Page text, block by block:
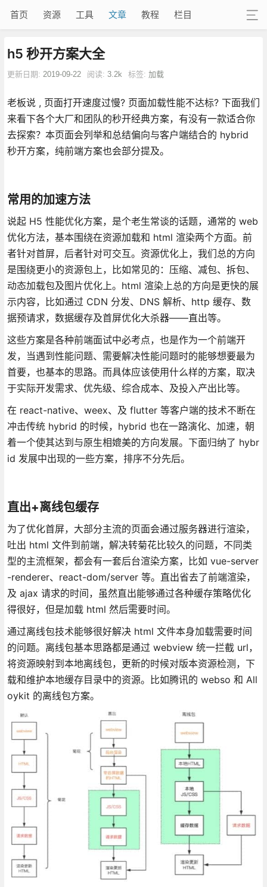
首页 资源 工具 文章 教程 栏目
h5 秒开方案大全
更新日期: 2019-09-22 阅读: 3.2k 标签: 加载
老板说 , 页面打开速度过慢? 页面加载性能不达标? 下面我们
来看下各个大厂和团队的秒开经典方案，有没有一款适合你
去探索？本页面会列举和总结偏向与客户端结合的 hybrid
秒开方案，纯前端方案也会部分提及。
常用的加速方法
说起 H5 性能优化方案，是个老生常谈的话题，通常的 web
优化方法，基本围绕在资源加载和 html 渲染两个方面。前
者针对首屏，后者针对可交互。资源优化上，我们总的方向
是围绕更小的资源包上，比如常见的：压缩、减包、拆包、
动态加载包及图片优化上。html 渲染上总的方向是更快的展
示内容，比如通过 CDN 分发、DNS 解析、http 缓存、数
据预请求，数据缓存及首屏优化大杀器——直出等。
这些方案是各种前端面试中必考点，也是作为一个前端开
发，当遇到性能问题、需要解决性能问题时的能够想要最为
首要，也基本的思路。而具体应该使用什么样的方案，取决
于实际开发需求、优先级、综合成本、及投入产出比等。
在 react-native、weex、及 flutter 等客户端的技术不断在
冲击传统 hybrid 的时候，hybrid 也在一路演化、加速，朝
着一个使其达到与原生相媲美的方向发展。下面归纳了 hybr
id 发展中出现的一些方案，排序不分先后。
直出+离线包缓存
为了优化首屏，大部分主流的页面会通过服务器进行渲染，
吐出 html 文件到前端，解决转菊花比较久的问题，不同类
型的主流框架，都会有一套后台渲染方案，比如 vue-server
-renderer、react-dom/server 等。直出省去了前端渲染，
及 ajax 请求的时间，虽然直出能够通过各种缓存策略优化
得很好，但是加载 html 然后需要时间。
通过离线包技术能够很好解决 html 文件本身加载需要时间
的问题。离线包基本思路都是通过 webview 统一拦截 url，
将资源映射到本地离线包，更新的时候对版本资源检测，下
载和维护本地缓存目录中的资源。比如腾讯的 webso 和 All
oykit 的离线包方案。